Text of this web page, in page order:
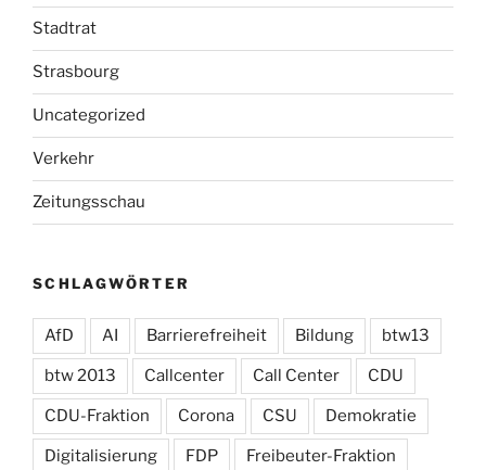
Stadtrat
Strasbourg
Uncategorized
Verkehr
Zeitungsschau
SCHLAGWÖRTER
AfD AI Barrierefreiheit Bildung btw13
btw 2013 Callcenter Call Center CDU
CDU-Fraktion Corona CSU Demokratie
Digitalisierung FDP Freibeuter-Fraktion